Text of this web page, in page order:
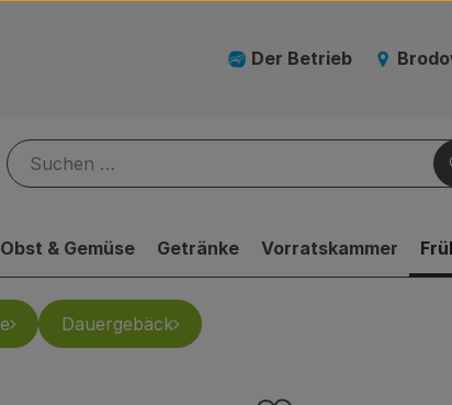
Der Betrieb
Obst & Gemüse Getränke Vorratskammer
Dauergebäck